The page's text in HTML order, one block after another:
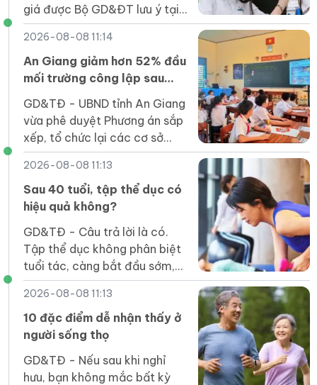
giá được Bộ GD&ĐT lưu ý tại
hướng dẫn thực hiện nhiệm vụ
giáo dục phổ thông năm học
2026-2027.
2026-08-08 11:14
An Giang giảm hơn 52% đầu
mối trường công lập sau
GD&TĐ - UBND tỉnh An Giang
vừa phê duyệt Phương án sắp
xếp, tổ chức lại các cơ sở
giáo dục mầm non, phổ
thông, GDTX, GDNN công lập
trên địa bàn tỉnh.
2026-08-08 11:13
Sau 40 tuổi, tập thể dục có
hiệu quả không?
GD&TĐ - Câu trả lời là có.
Tập thể dục không phân biệt
tuổi tác, càng bắt đầu sớm,
lợi ích càng nhiều.
2026-08-08 11:13
10 đặc điểm dễ nhận thấy ở
người sống thọ
GD&TĐ - Nếu sau khi nghỉ
hưu, bạn không mắc bất kỳ